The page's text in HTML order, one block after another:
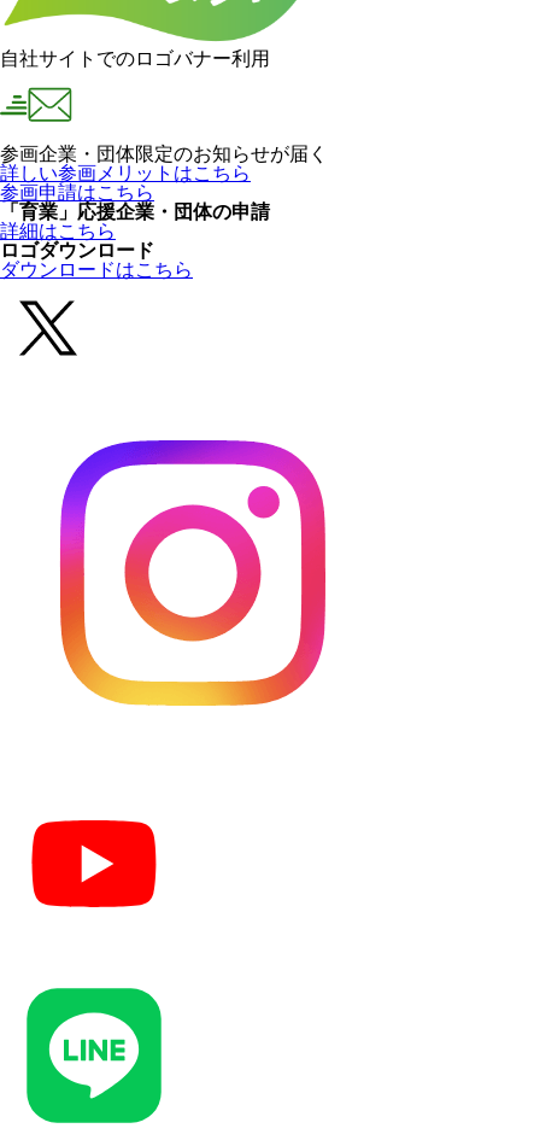
自社サイトでのロゴバナー利用
参画企業・団体限定のお知らせが届く
詳しい参画メリットはこちら
参画申請はこちら
「育業」応援企業・団体の申請
詳細はこちら
ロゴダウンロード
ダウンロードはこちら